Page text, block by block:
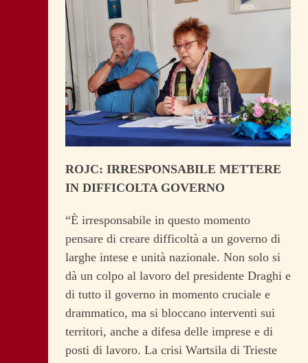
ROJC: IRRESPONSABILE METTERE
IN DIFFICOLTA GOVERNO
“È irresponsabile in questo momento
pensare di creare difficoltà a un governo di
larghe intese e unità nazionale. Non solo si
dà un colpo al lavoro del presidente Draghi e
di tutto il governo in momento cruciale e
drammatico, ma si bloccano interventi sui
territori, anche a difesa delle imprese e di
posti di lavoro. La crisi Wartsila di Trieste